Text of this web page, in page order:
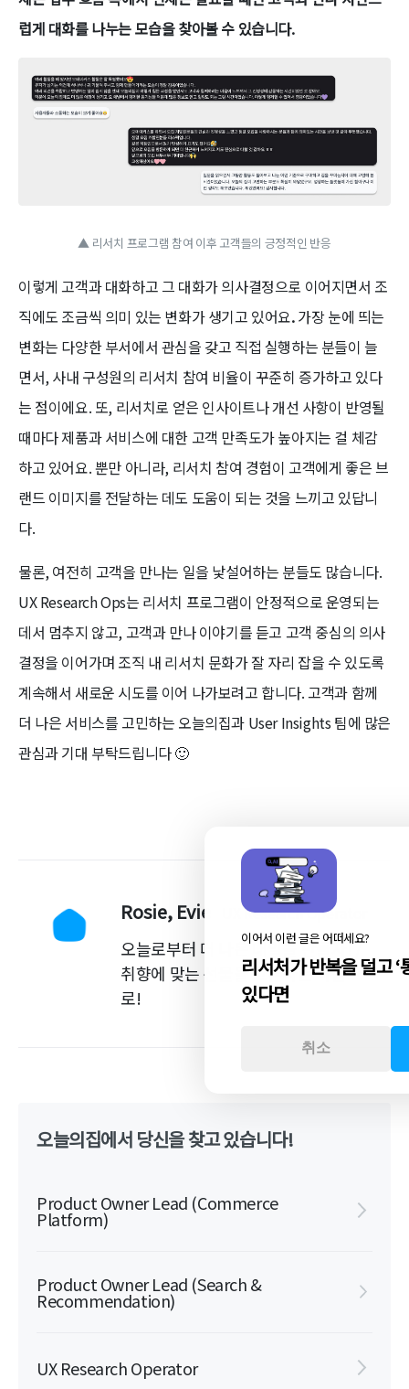
럽게 대화를 나누는 모습을 찾아볼 수 있습니다.
▲ 리서치 프로그램 참여 이후 고객들의 긍정적인 반응
이렇게 고객과 대화하고 그 대화가 의사결정으로 이어지면서 조
직에도 조금씩 의미 있는 변화가 생기고 있어요.가장 눈에 띄는
변화는 다양한 부서에서 관심을 갖고 직접 실행하는 분들이 늘
면서, 사내 구성원의 리서치 참여 비율이 꾸준히 증가하고 있다
는 점이에요. 또, 리서치로 얻은 인사이트나 개선 사항이 반영될
때마다 제품과 서비스에 대한 고객 만족도가 높아지는 걸 체감
하고 있어요. 뿐만 아니라, 리서치 참여 경험이 고객에게 좋은 브
랜드 이미지를 전달하는 데도 도움이 되는 것을 느끼고 있답니
다.
물론, 여전히 고객을 만나는 일을 낯설어하는 분들도 많습니다.
UX Research Ops는 리서치 프로그램이 안정적으로 운영되는
데서 멈추지 않고, 고객과 만나 이야기를 듣고 고객 중심의 의사
결정을 이어가며 조직 내 리서치 문화가 잘 자리 잡을 수 있도록
계속해서 새로운 시도를 이어 나가보려고 합니다. 고객과 함께
더 나은 서비스를 고민하는 오늘의집과 User Insights 팀에 많은
관심과 기대 부탁드립니다 🙂
Rosie, Evie UX Research Operator
오늘로부터 더 나은 내일을 만들자! /
취향에 맞는 선물을 고른다는 마음으
로!
이어서 이런 글은 어떠세요?
리서처가 반복을 덜고 ‘
있다면
취소
오늘의집에서 당신을 찾고 있습니다!
Product Owner Lead (Commerce
Platform)
Product Owner Lead (Search &
Recommendation)
UX Research Operator